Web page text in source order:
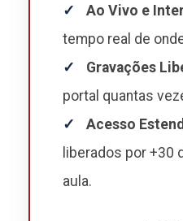
✓ Ao Vivo e
tempo real de
✓
Gravações
portal quantas
✓
Acesso
liberados por +30
aula.